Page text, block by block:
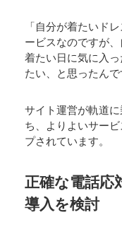
「自分が着たいド
ービスなのですが
着たい日に気に入
たい、と思ったんで
サイト運営が軌道
ち、よりよいサー
プされています。
正確な電話応
導入を検討